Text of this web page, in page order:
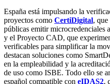
España está impulsando la
proyectos como CertiDigital,
públicas emitir microcredenciales
y el Proyecto CAD, que
verificables para simplificar la
destacan soluciones como
en la empleabilidad y la
de uso como ISBE. Todo ello se
español compatible con eIDAS2,